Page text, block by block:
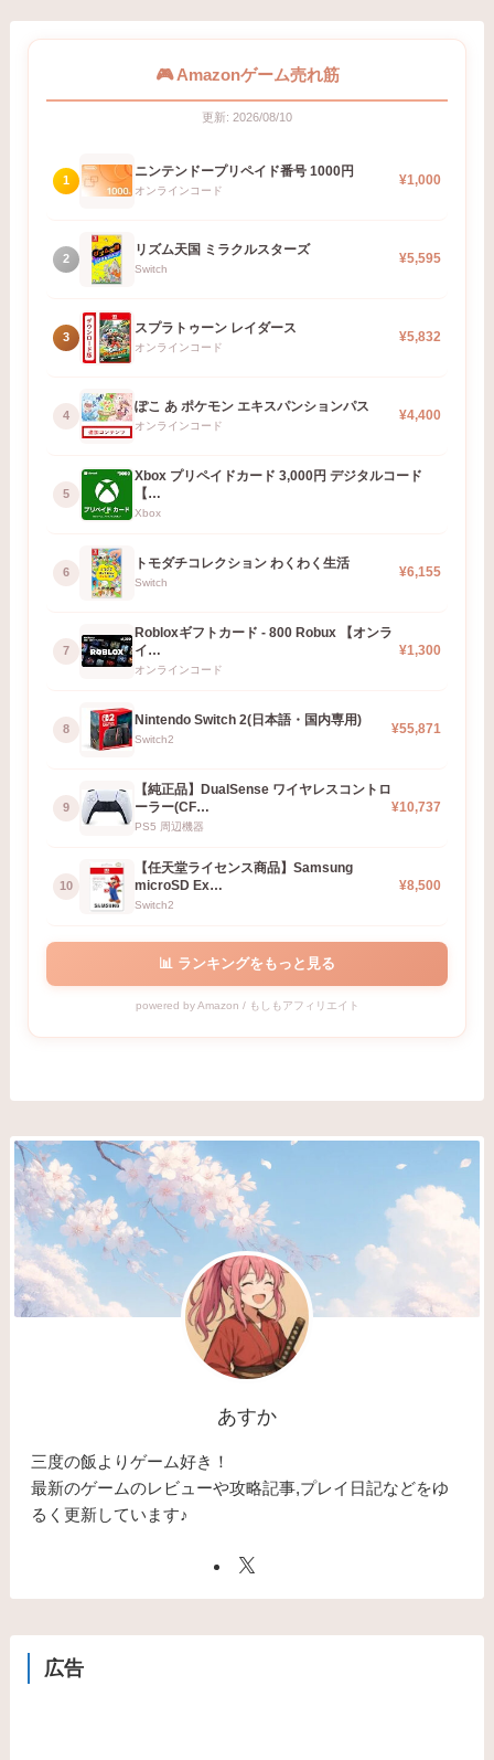
🎮 Amazonゲーム売れ筋
更新: 2026/08/10
1
ニンテンドープリペイド番号 1000円
オンラインコード
¥1,000
2
リズム天国 ミラクルスターズ
Switch
¥5,595
3
スプラトゥーン レイダース
オンラインコード
¥5,832
4
ぽこ あ ポケモン エキスパンションパス
オンラインコード
¥4,400
5
Xbox プリペイドカード 3,000円 デジタルコード
【…
Xbox
6
トモダチコレクション わくわく生活
Switch
¥6,155
7
Robloxギフトカード - 800 Robux 【オンラ
イ…
オンラインコード
¥1,300
8
Nintendo Switch 2(日本語・国内専用)
Switch2
¥55,871
9
【純正品】DualSense ワイヤレスコントロ
ーラー(CF…
PS5 周辺機器
¥10,737
10
【任天堂ライセンス商品】Samsung
microSD Ex…
Switch2
¥8,500
📊 ランキングをもっと見る
powered by Amazon / もしもアフィリエイト
あすか
三度の飯よりゲーム好き！
最新のゲームのレビューや攻略記事,プレイ日記などをゆ
るく更新しています♪
広告